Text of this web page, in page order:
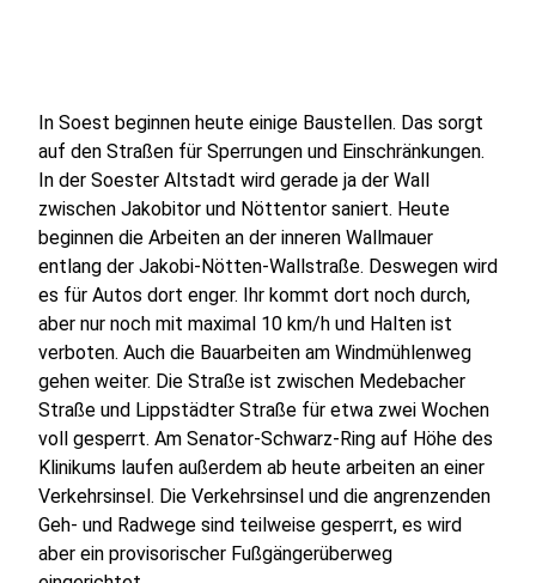
In Soest beginnen heute einige Baustellen. Das sorgt
auf den Straßen für Sperrungen und Einschränkungen.
In der Soester Altstadt wird gerade ja der Wall
zwischen Jakobitor und Nöttentor saniert. Heute
beginnen die Arbeiten an der inneren Wallmauer
entlang der Jakobi-Nötten-Wallstraße. Deswegen wird
es für Autos dort enger. Ihr kommt dort noch durch,
aber nur noch mit maximal 10 km/h und Halten ist
verboten. Auch die Bauarbeiten am Windmühlenweg
gehen weiter. Die Straße ist zwischen Medebacher
Straße und Lippstädter Straße für etwa zwei Wochen
voll gesperrt. Am Senator-Schwarz-Ring auf Höhe des
Klinikums laufen außerdem ab heute arbeiten an einer
Verkehrsinsel. Die Verkehrsinsel und die angrenzenden
Geh- und Radwege sind teilweise gesperrt, es wird
aber ein provisorischer Fußgängerüberweg